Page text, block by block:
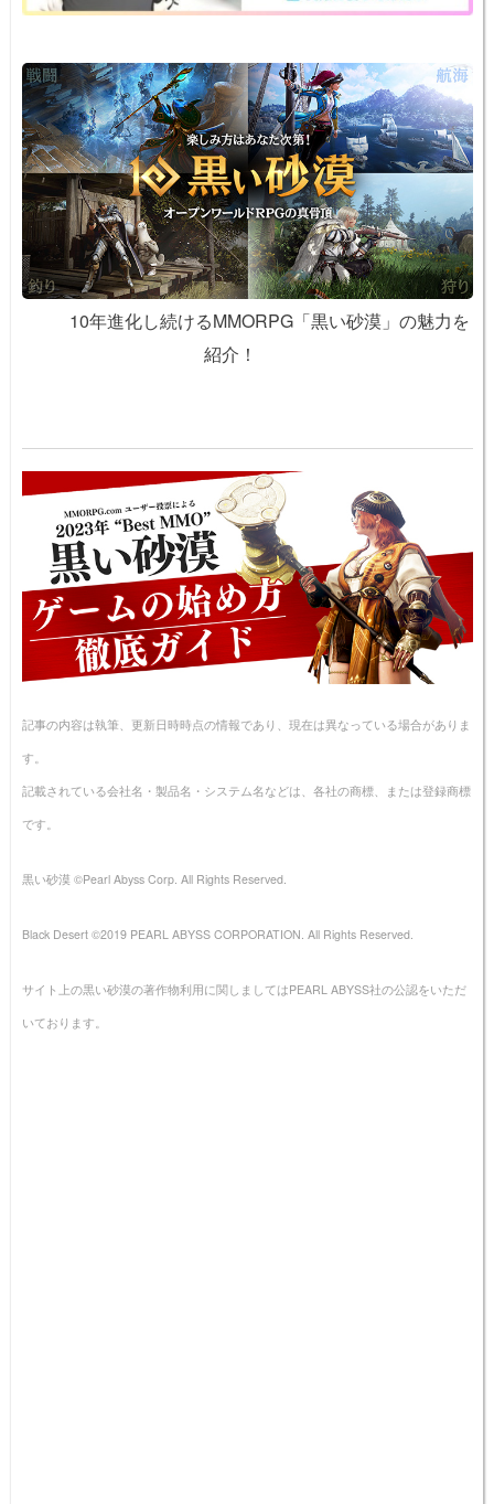
10年進化し続けるMMORPG「黒い砂漠」の魅力を
紹介！
記事の内容は執筆、更新日時時点の情報であり、現在は異なっている場合がありま
す。
記載されている会社名・製品名・システム名などは、各社の商標、または登録商標
です。
黒い砂漠 ©Pearl Abyss Corp. All Rights Reserved.
Black Desert ©2019 PEARL ABYSS CORPORATION. All Rights Reserved.
サイト上の黒い砂漠の著作物利用に関しましてはPEARL ABYSS社の公認をいただ
いております。